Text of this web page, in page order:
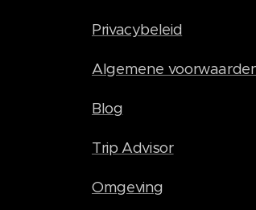
Privacybeleid
Algemene
Blog
Trip Advisor
Omgeving